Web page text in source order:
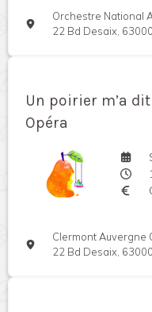
Orchestre National
22 Bd Desaix,
Un poirier m’a
Opéra
Clermont Auvergne
22 Bd Desaix,